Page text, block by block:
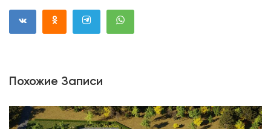
Похожие Записи